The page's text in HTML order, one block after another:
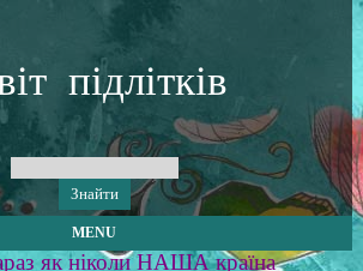
підлітків
MENU
як ніколи НАША країна